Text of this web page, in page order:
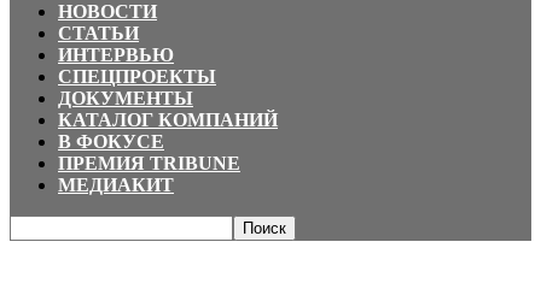
НОВОСТИ
СТАТЬИ
ИНТЕРВЬЮ
СПЕЦПРОЕКТЫ
ДОКУМЕНТЫ
КАТАЛОГ КОМПАНИЙ
В ФОКУСЕ
ПРЕМИЯ TRIBUNE
МЕДИАКИТ